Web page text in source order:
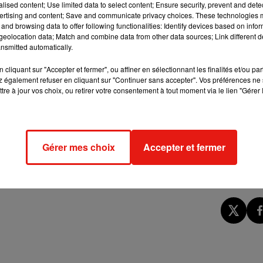
: A Journey Through a History Of Magic(Harry Potter :
thèmes de la magie comme les pratiques ancestrales
disponibles en octobre prochain, mais il est d’ores et
Bloomsbury (ici) : H
arry Potter : A History Of Magic,
environ 30 euros au lieu de 33 euros ;Harry Potter : A
soit environ 13 euros. Une économie de 10% par rapport
the
content; Use limited data to select content; Ensure security, prevent and
and content; Save and communicate privacy choices. These technologies
browsing data to offer following functionalities: Identify devices based on
data; Match and combine data from other data sources; Link different
automatically.
cliquant sur "Accepter et fermer", ou affiner en sélectionnant les finalités et/ou
également refuser en cliquant sur "Continuer sans accepter". Vos préférences
à jour vos choix, ou retirer votre consentement à tout moment via le lien
Gérer mes choix Accepter et fermer